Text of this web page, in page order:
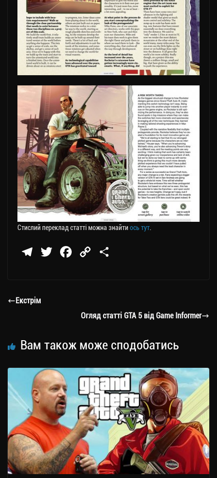
Стислий переклад статті можна знайти ось тут.
Te
a
T
Fa
C
nk ти
Екстрім
Огляд статті GTA 5 від Game Informer
Вам також може сподобатись